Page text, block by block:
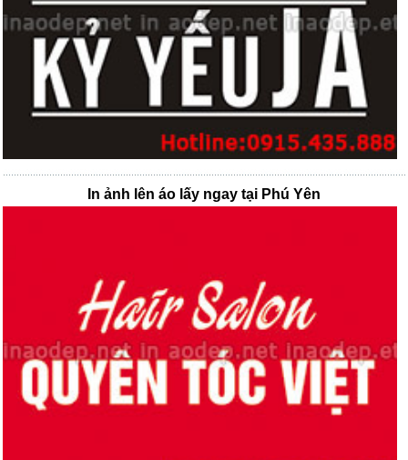
In ảnh lên áo lấy ngay tại Phú Yên